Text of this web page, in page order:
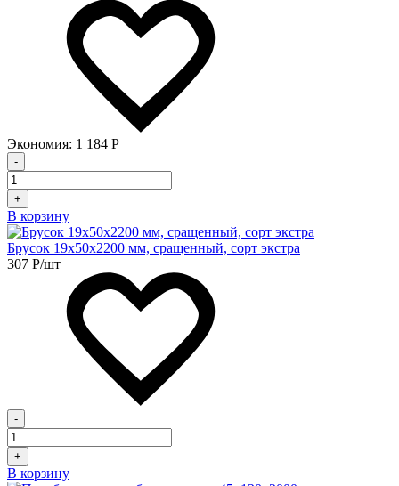
Экономия: 1 184 Р
-
+
В корзину
Брусок 19х50х2200 мм, сращенный, сорт экстра
307 Р/шт
-
+
В корзину